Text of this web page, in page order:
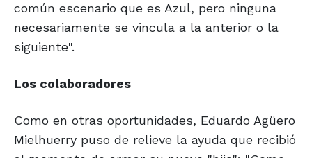
común escenario que es Azul, pero ninguna
necesariamente se vincula a la anterior o la
siguiente".
Los colaboradores
Como en otras oportunidades, Eduardo Agüero
Mielhuerry puso de relieve la ayuda que recibió